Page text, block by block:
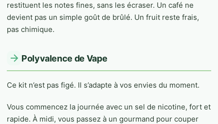
restituent les notes fines, sans les écraser. Un café ne
devient pas un simple goût de brûlé. Un fruit reste frais,
pas chimique.
Polyvalence de Vape
Ce kit n’est pas figé. Il s’adapte à vos envies du moment.
Vous commencez la journée avec un sel de nicotine, fort et
rapide. À midi, vous passez à un gourmand pour couper